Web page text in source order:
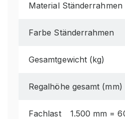
Material Ständerrahmen
Farbe Ständerrahmen
Gesamtgewicht (kg)
Regalhöhe gesamt (mm)
Fachlast
1.500 mm =